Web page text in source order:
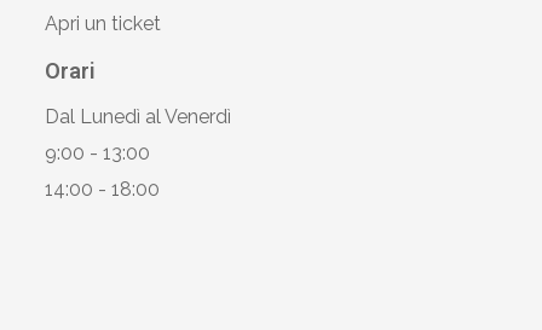
Apri un ticket
Orari
Dal Lunedì al Venerdì
9:00 - 13:00
14:00 - 18:00